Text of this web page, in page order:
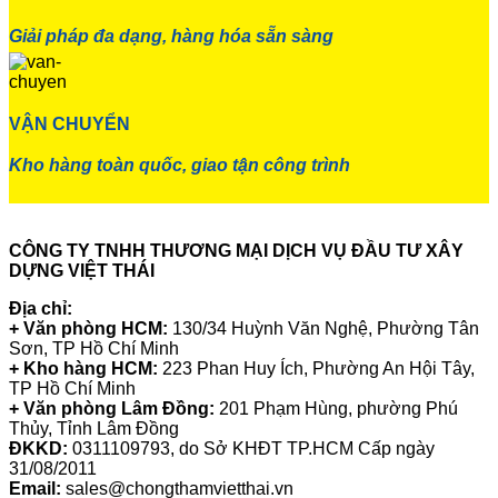
Giải pháp đa dạng, hàng hóa sẵn sàng
VẬN CHUYỂN
Kho hàng toàn quốc, giao tận công trình
CÔNG TY TNHH THƯƠNG MẠI DỊCH VỤ ĐẦU TƯ XÂY
DỰNG VIỆT THÁI
Địa chỉ:
+ Văn phòng HCM: 130/34 Huỳnh Văn Nghệ, Phường Tân
Sơn, TP Hồ Chí Minh
+ Kho hàng HCM: 223 Phan Huy Ích, Phường An Hội Tây,
TP Hồ Chí Minh
+ Văn phòng Lâm Đồng: 201 Phạm Hùng, phường Phú
Thủy, Tỉnh Lâm Đồng
ĐKKD: 0311109793, do Sở KHĐT TP.HCM Cấp ngày
31/08/2011
Email: sales@chongthamvietthai.vn